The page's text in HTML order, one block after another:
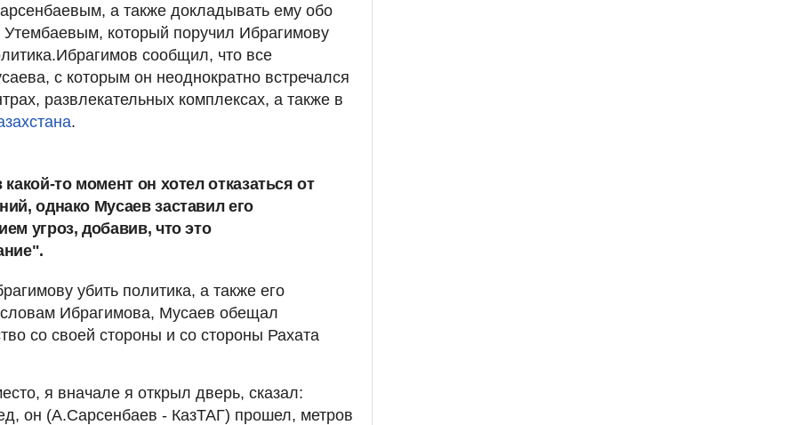
а также докладывать ему обо
Утембаевым, который поручил Ибрагимову
сообщил, что все
с которым он неоднократно встречался
развлекательных комплексах, а также в
.
то момент он хотел отказаться от
однако Мусаев заставил его
угроз, добавив, что это
убить политика, а также его
Ибрагимова, Мусаев обещал
со своей стороны и со стороны Рахата
я вначале я открыл дверь, сказал:
он (А.Сарсенбаев - КазТАГ) прошел, метров